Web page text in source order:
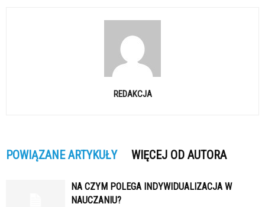
REDAKCJA
POWIĄZANE ARTYKUŁY WIĘCEJ OD AUTORA
NA CZYM POLEGA INDYWIDUALIZACJA W
NAUCZANIU?